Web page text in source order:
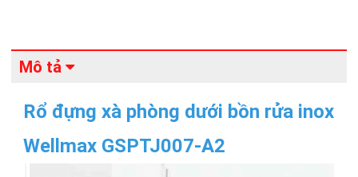
Mô tả
Rổ đựng xà phòng dưới bồn rửa inox
Wellmax GSPTJ007-A2